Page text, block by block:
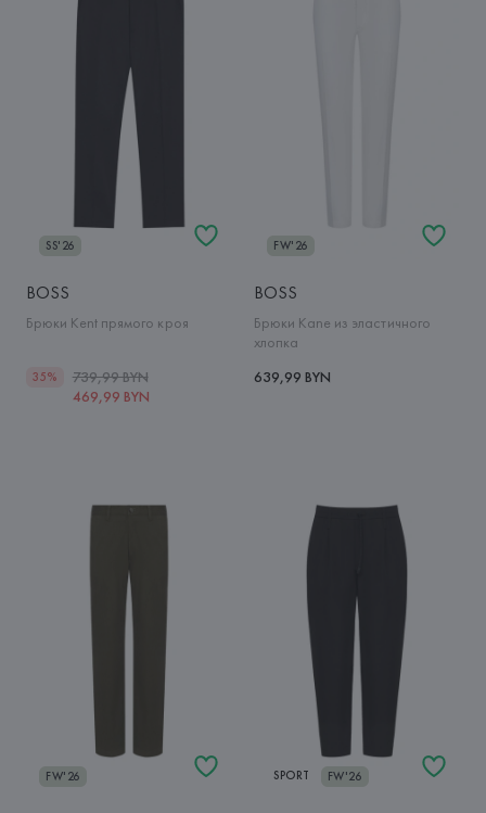
SS'26
BOSS
Брюки Kent прямого кроя
35%
739,99 BYN
469,99 BYN
FW'26
BOSS
Брюки Kane из эластичного
хлопка
639,99 BYN
FW'26 SPORT FW'26